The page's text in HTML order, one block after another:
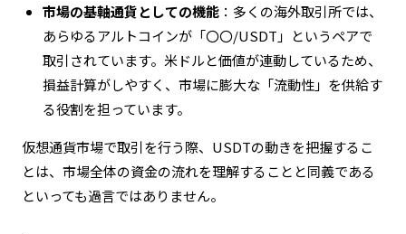
市場の基軸通貨としての機能：多くの海外取引所では、
あらゆるアルトコインが「〇〇/USDT」というペアで
取引されています。米ドルと価値が連動しているため、
損益計算がしやすく、市場に膨大な「流動性」を供給す
る役割を担っています。
仮想通貨市場で取引を行う際、USDTの動きを把握するこ
とは、市場全体の資金の流れを理解することと同義である
といっても過言ではありません。